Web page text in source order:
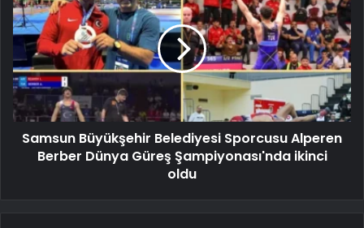
Samsun Büyükşehir Belediyesi Sporcusu Alperen
Berber Dünya Güreş Şampiyonası'nda ikinci
oldu